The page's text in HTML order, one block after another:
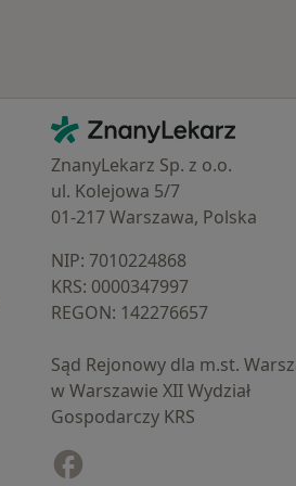
Kontakt
ZnanyLekarz - Strona główna
ZnanyLekarz Sp. z o.o.
ul. Kolejowa 5/7
01-217 Warszawa, Polska
NIP: ⁠7010224868
KRS: ⁠0000347997
REGON: ⁠142276657
Sąd Rejonowy dla m.st.
w Warszawie XII Wydział
Gospodarczy KRS